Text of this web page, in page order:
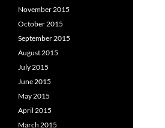
November 2015
October 2015
September 2015
August 2015
July 2015
June 2015
May 2015
April 2015
March 2015